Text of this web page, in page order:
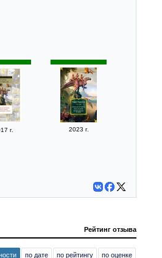
г. 2023 г.
Рейтинг отзыва
по дате по рейтингу по оценке